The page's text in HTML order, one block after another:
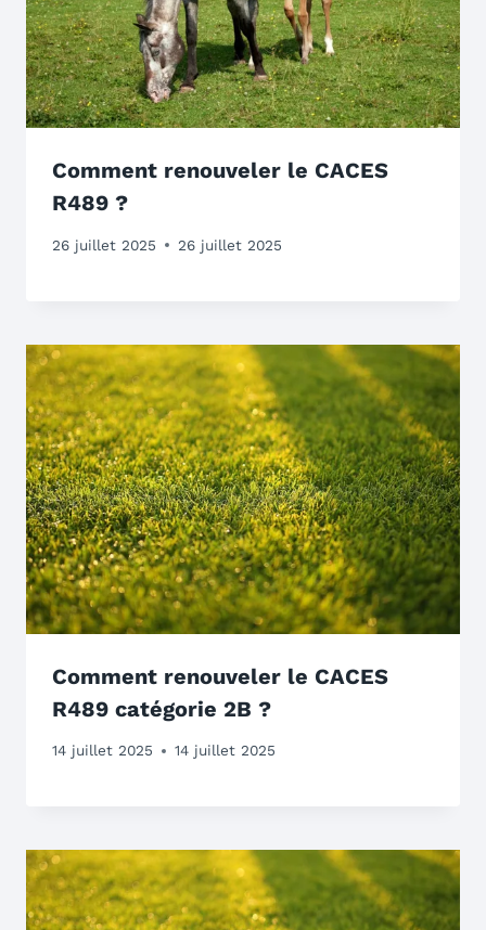
Comment renouveler le CACES
R489 ?
26 juillet 2025 26 juillet 2025
Comment renouveler le CACES
R489 catégorie 2B ?
14 juillet 2025 14 juillet 2025